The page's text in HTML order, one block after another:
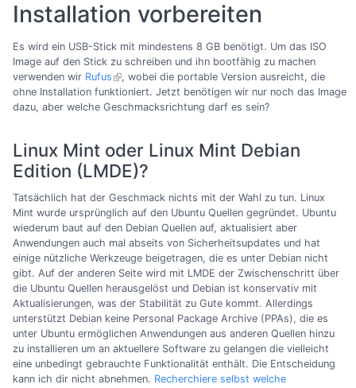
Installation vorbereiten
Es wird ein USB-Stick mit mindestens 8 GB benötigt. Um das ISO
Image auf den Stick zu schreiben und ihn bootfähig zu machen
verwenden wir Rufus
, wobei die portable Version ausreicht, die
ohne Installation funktioniert. Jetzt benötigen wir nur noch das Image
dazu, aber welche Geschmacksrichtung darf es sein?
Linux Mint oder Linux Mint Debian
Edition (LMDE)?
Tatsächlich hat der Geschmack nichts mit der Wahl zu tun. Linux
Mint wurde ursprünglich auf den Ubuntu Quellen gegründet. Ubuntu
wiederum baut auf den Debian Quellen auf, aktualisiert aber
Anwendungen auch mal abseits von Sicherheitsupdates und hat
einige nützliche Werkzeuge beigetragen, die es unter Debian nicht
gibt. Auf der anderen Seite wird mit LMDE der Zwischenschritt über
die Ubuntu Quellen herausgelöst und Debian ist konservativ mit
Aktualisierungen, was der Stabilität zu Gute kommt. Allerdings
unterstützt Debian keine Personal Package Archive (PPAs), die es
unter Ubuntu ermöglichen Anwendungen aus anderen Quellen hinzu
zu installieren um an aktuellere Software zu gelangen die vielleicht
eine unbedingt gebrauchte Funktionalität enthält. Die Entscheidung
kann ich dir nicht abnehmen. Recherchiere selbst welche